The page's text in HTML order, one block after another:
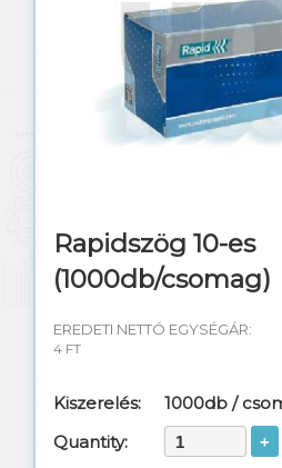
QL réz légkábel
QVR réz páncél kábel
Telefon kábel
Rendezőhuzal
Távközlési anyagok
Réz szerelési anyagok
Szekrények, dobozok
Rapidszög 10-es
(1000db/csomag)
EREDETI NETTÓ EGYSÉGÁR:
4 FT
Kiszerelés:
1000db /
Quantity: